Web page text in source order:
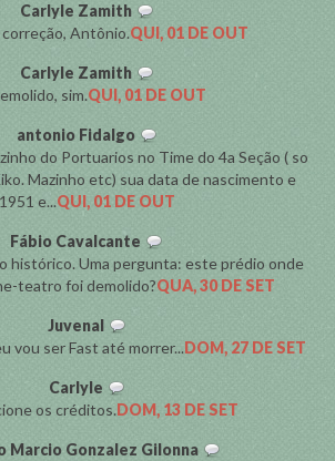
Carlyle Zamith
Antônio.QUI, 01 DE OUT
Carlyle Zamith
sim.QUI, 01 DE OUT
antonio Fidalgo
do Portuarios no Time do 4a Seção ( so
Mazinho etc) sua data de nascimento e
1951 e...QUI, 01 DE OUT
Fábio Cavalcante
histórico. Uma pergunta: este prédio onde
teatro foi demolido?QUA, 30 DE SET
Juvenal
vou ser Fast até morrer...DOM, 27 DE SET
Carlyle
os créditos.DOM, 13 DE SET
Marcio Gonzalez Gilonna